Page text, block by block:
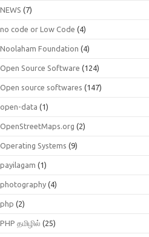
NEWS (7)
no code or Low Code (4)
Noolaham Foundation (4)
Open Source Software (124)
Open source softwares (147)
open-data (1)
OpenStreetMaps.org (2)
Operating Systems (9)
payilagam (1)
photography (4)
php (2)
PHP தமிழில் (25)